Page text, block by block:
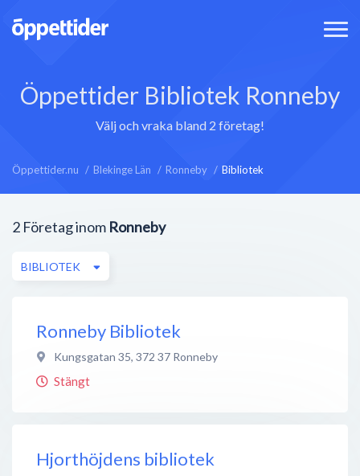
Öppettider Bibliotek Ronneby
Välj och vraka bland 2 företag!
Öppettider.nu Blekinge Län Ronneby Bibliotek
2 Företag inom Ronneby
BIBLIOTEK
Ronneby Bibliotek
Kungsgatan 35, 372 37 Ronneby
Stängt
Hjorthöjdens bibliotek